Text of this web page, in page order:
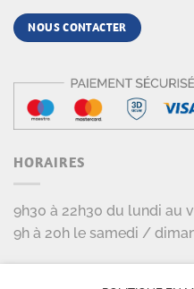
NOUS CONTACTER
HORAIRES
9h30 à 22h30 du lundi au
9h à 20h le samedi /